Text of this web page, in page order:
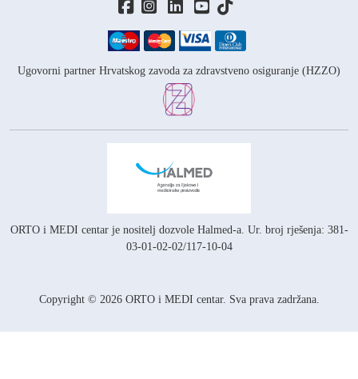
Copyright © 2026 ORTO i MEDI centar. Sva prava zadržana.
Ugovorni partner Hrvatskog zavoda za zdravstveno osiguranje (HZZO)
ORTO i MEDI centar je nositelj dozvole Halmed-a. Ur. broj rješenja: 381-
03-01-02-02/117-10-04